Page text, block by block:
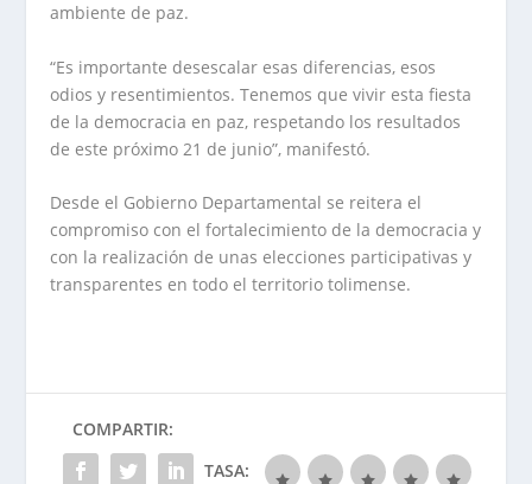
ambiente de paz.
“Es importante desescalar esas diferencias, esos
odios y resentimientos. Tenemos que vivir esta fiesta
de la democracia en paz, respetando los resultados
de este próximo 21 de junio”, manifestó.
Desde el Gobierno Departamental se reitera el
compromiso con el fortalecimiento de la democracia y
con la realización de unas elecciones participativas y
transparentes en todo el territorio tolimense.
COMPARTIR:
TASA: